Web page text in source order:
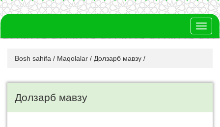
Bosh sahifa / Maqolalar / Долзарб мавзу /
Долзарб мавзу